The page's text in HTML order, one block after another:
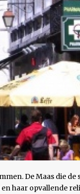
De Maas die de
haar opvallende